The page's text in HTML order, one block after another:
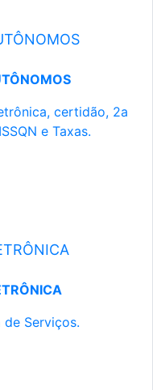
certidão, 2a
e Taxas.
Serviços.